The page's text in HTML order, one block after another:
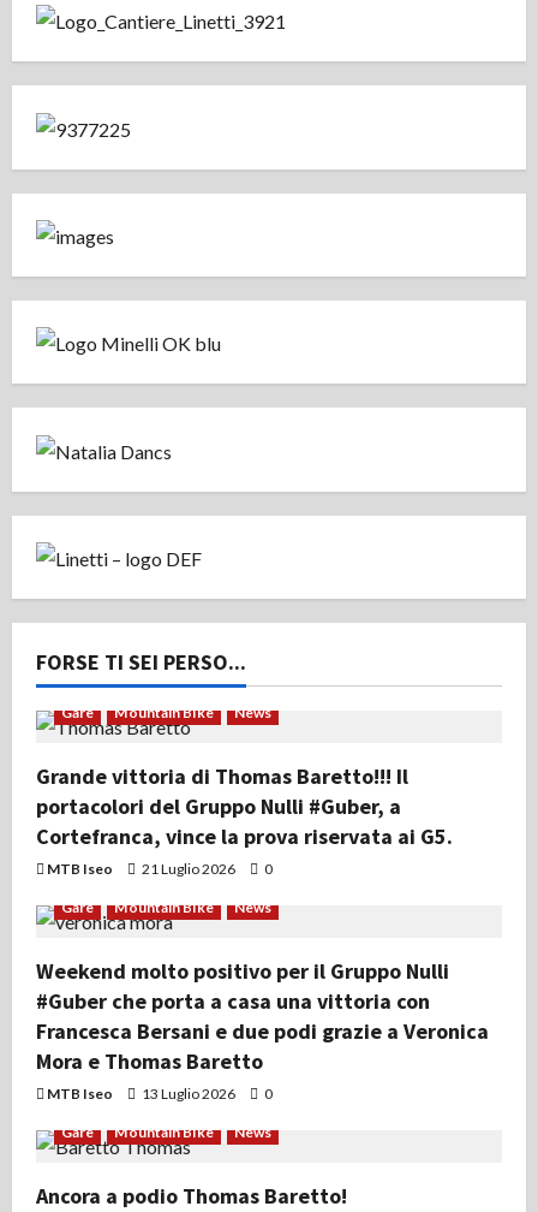
FORSE TI SEI PERSO...
Gare Mountain Bike News
Grande vittoria di Thomas Baretto!!! Il
portacolori del Gruppo Nulli #Guber, a
Cortefranca, vince la prova riservata ai G5.
MTB Iseo 21 Luglio 2026 0
Gare Mountain Bike News
Weekend molto positivo per il Gruppo Nulli
#Guber che porta a casa una vittoria con
Francesca Bersani e due podi grazie a Veronica
Mora e Thomas Baretto
MTB Iseo 13 Luglio 2026 0
Gare Mountain Bike News
Ancora a podio Thomas Baretto!